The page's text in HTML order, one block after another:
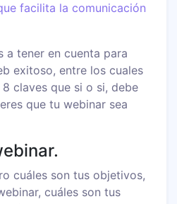
facilita la comunicación
a tener en cuenta para
exitoso, entre los cuales
claves que si o si, debe
que tu webinar sea
cuáles son tus objetivos,
cuáles son tus